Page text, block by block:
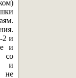
2 и
и
со
и
не